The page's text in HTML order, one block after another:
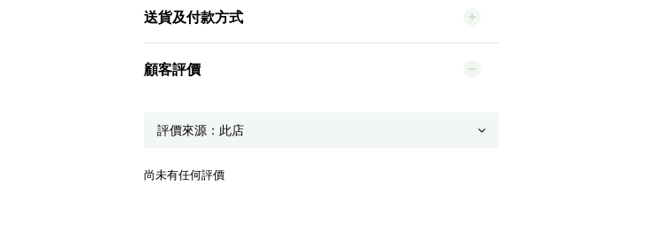
送貨及付款方式
顧客評價
尚未有任何評價